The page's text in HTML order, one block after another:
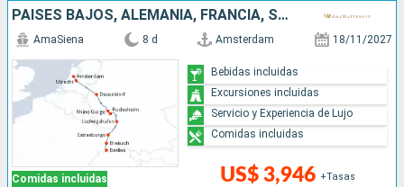
PAISES BAJOS, ALEMANIA, FRANCIA, SUIZA
Comidas incluidas
AmaSiena 8 d Amsterdam 18/11/2027
US$ 3,946 +Tasas
Bebidas incluidas
Excursiones incluidas
Servicio y Experiencia de Lujo
Comidas incluidas